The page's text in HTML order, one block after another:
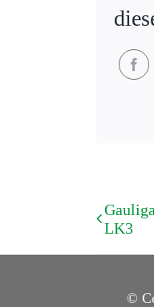
Gauliga
LK3
©